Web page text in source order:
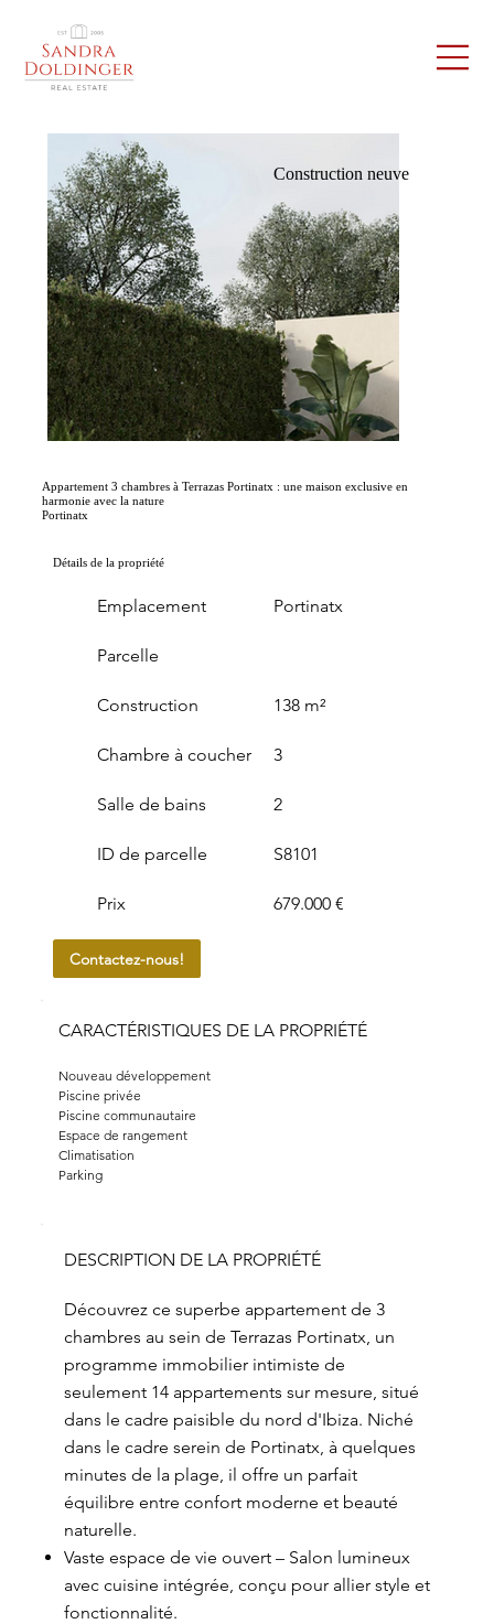
Construction neuve
Appartement 3 chambres à Terrazas Portinatx : une maison exclusive en
harmonie avec la nature
Portinatx
Détails de la propriété
Emplacement
Parcelle
Construction
Portinatx
138 m²
Chambre à coucher
Salle de bains
3
2
ID de parcelle
Prix
S8101
679.000 €
Contactez-nous!
CARACTÉRISTIQUES DE LA PROPRIÉTÉ
Nouveau développement
Piscine privée
Piscine communautaire
Espace de rangement
Climatisation
Parking
DESCRIPTION DE LA PROPRIÉTÉ
Découvrez ce superbe appartement de 3
chambres au sein de Terrazas Portinatx, un
programme immobilier intimiste de
seulement 14 appartements sur mesure, situé
dans le cadre paisible du nord d'Ibiza. Niché
dans le cadre serein de Portinatx, à quelques
minutes de la plage, il offre un parfait
équilibre entre confort moderne et beauté
naturelle.
Vaste espace de vie ouvert – Salon lumineux
avec cuisine intégrée, conçu pour allier style et
fonctionnalité.